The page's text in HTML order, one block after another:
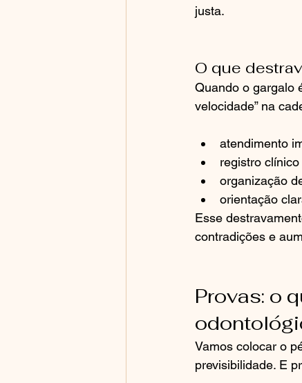
justa.
O que
Quando o gargalo
velocidade” na
atendimento
registro
organização
orientação
Esse
contradições e
Provas: o
Vamos colocar o
previsibilidade. E